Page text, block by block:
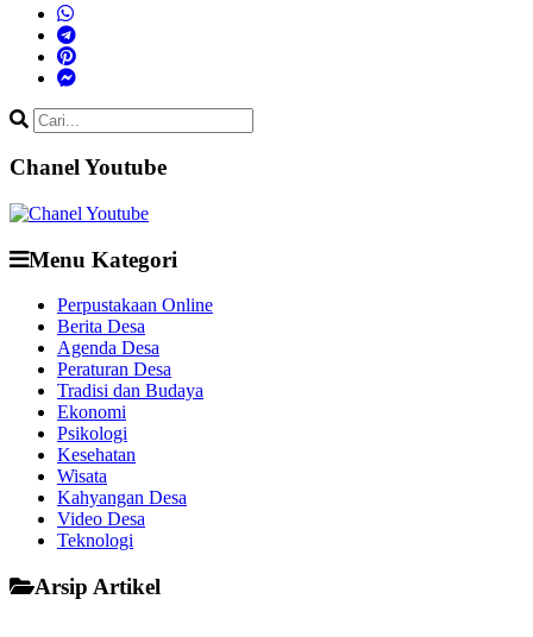
Chanel Youtube
Menu Kategori
Perpustakaan Online
Berita Desa
Agenda Desa
Peraturan Desa
Tradisi dan Budaya
Ekonomi
Psikologi
Kesehatan
Wisata
Kahyangan Desa
Video Desa
Teknologi
Arsip Artikel